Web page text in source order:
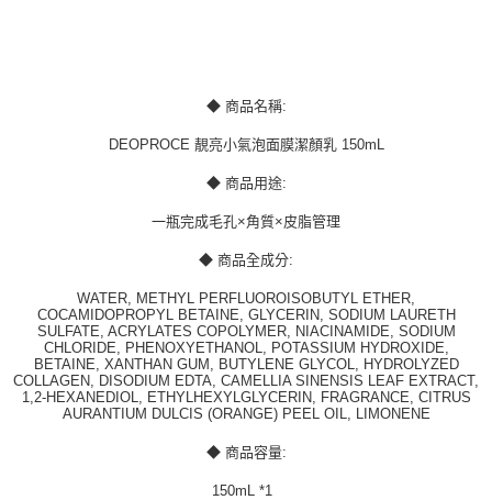
◆ 商品名稱:
DEOPROCE 靚亮小氣泡面膜潔顏乳 150mL
◆ 商品用途:
一瓶完成毛孔×角質×皮脂管理
◆ 商品全成分:
WATER, METHYL PERFLUOROISOBUTYL ETHER,
COCAMIDOPROPYL BETAINE, GLYCERIN, SODIUM LAURETH
SULFATE, ACRYLATES COPOLYMER, NIACINAMIDE, SODIUM
CHLORIDE, PHENOXYETHANOL, POTASSIUM HYDROXIDE,
BETAINE, XANTHAN GUM, BUTYLENE GLYCOL, HYDROLYZED
COLLAGEN, DISODIUM EDTA, CAMELLIA SINENSIS LEAF EXTRACT,
1,2-HEXANEDIOL, ETHYLHEXYLGLYCERIN, FRAGRANCE, CITRUS
AURANTIUM DULCIS (ORANGE) PEEL OIL, LIMONENE
◆ 商品容量:
150mL *1